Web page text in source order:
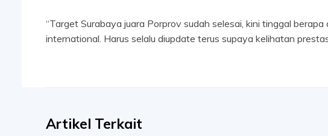
“Target Surabaya juara Porprov sudah selesai, kini tinggal
international. Harus selalu diupdate terus supaya kelihatan
Artikel Terkait